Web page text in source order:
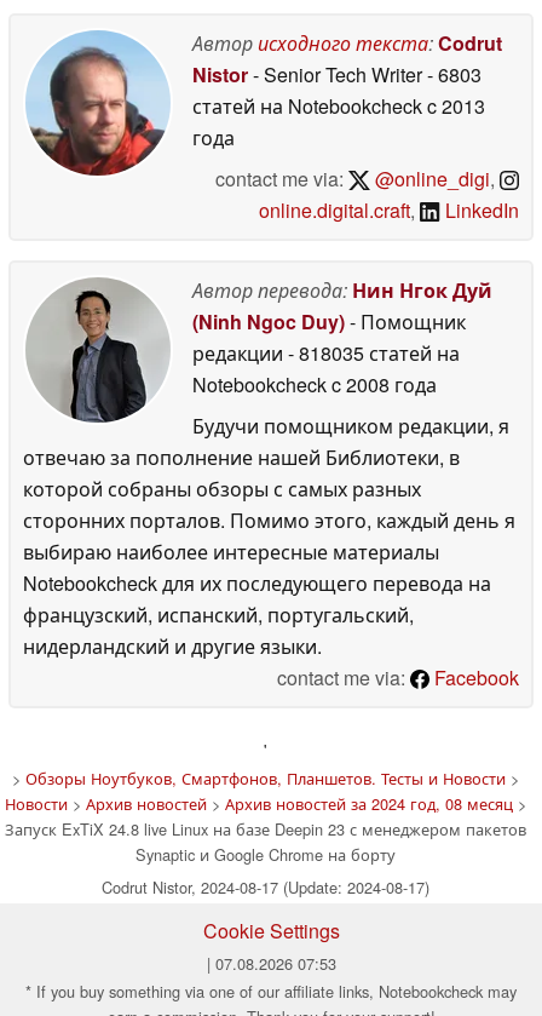
Авторисходного текста:Codrut
Nistor- Senior Tech Writer- 6803
статей на Notebookcheckc 2013
года
contact me via:
@online_digi,
online.digital.craft, LinkedIn
Автор перевода: Нин Нгок Дуй
(Ninh Ngoc Duy)- Помощник
редакции - 818035 статей на
Notebookcheckc 2008 года
Будучи помощником редакции, я
отвечаю за пополнение нашей Библиотеки, в
которой собраны обзоры с самых разных
сторонних порталов. Помимо этого, каждый день я
выбираю наиболее интересные материалы
Notebookcheck для их последующего перевода на
французский, испанский, португальский,
нидерландский и другие языки.
contact me via:
Facebook
'
> Обзоры Ноутбуков, Смартфонов, Планшетов. Тесты и Новости>
Новости> Архив новостей> Архив новостей за 2024 год, 08 месяц >
Запуск ExTiX 24.8 live Linux на базе Deepin 23 с менеджером пакетов
Synaptic и Google Chrome на борту
Codrut Nistor, 2024-08-17 (Update: 2024-08-17)
Cookie Settings
| 07.08.2026 07:53
* If you buy something via one of our affiliate links, Notebookcheck may